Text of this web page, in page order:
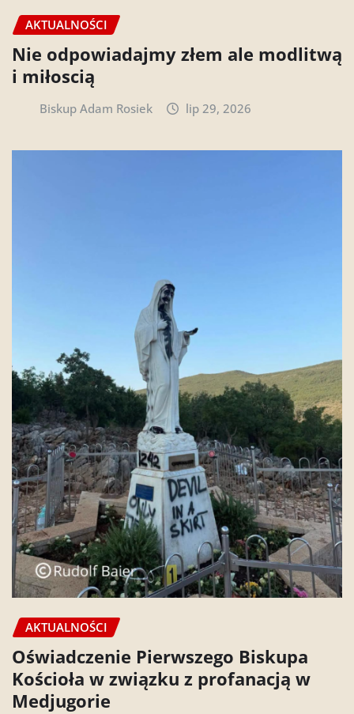
AKTUALNOŚCI
Nie odpowiadajmy złem ale modlitwą
i miłoscią
Biskup Adam Rosiek lip 29, 2026
AKTUALNOŚCI
Oświadczenie Pierwszego Biskupa
Kościoła w związku z profanacją w
Medjugorie